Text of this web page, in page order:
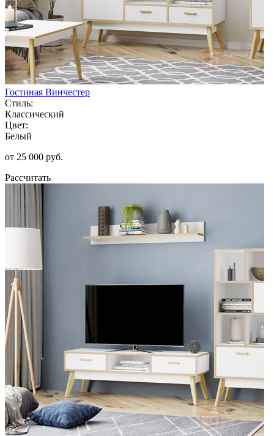
Гостиная Винчестер
Стиль:
Классический
Цвет:
Белый
от 25 000 руб.
Рассчитать